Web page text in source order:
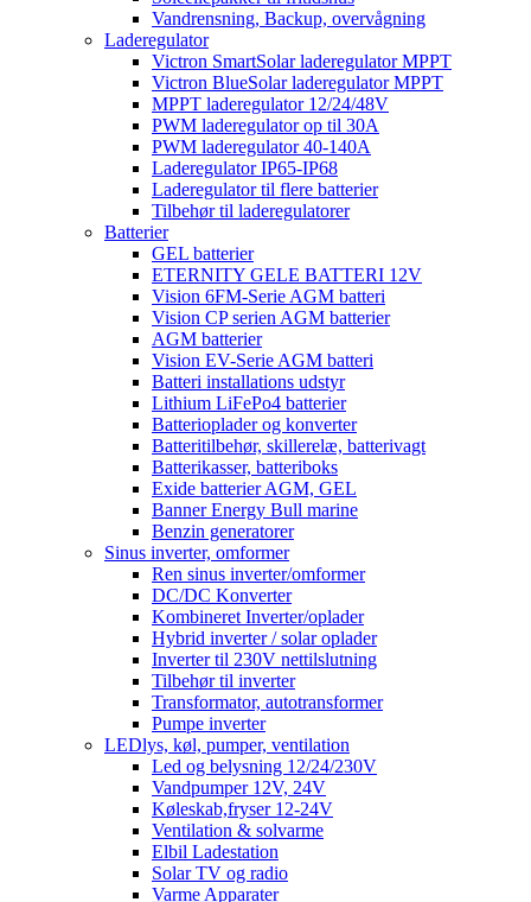
Vandrensning, Backup, overvågning
Laderegulator
Victron SmartSolar laderegulator MPPT
Victron BlueSolar laderegulator MPPT
MPPT laderegulator 12/24/48V
PWM laderegulator op til 30A
PWM laderegulator 40-140A
Laderegulator IP65-IP68
Laderegulator til flere batterier
Tilbehør til laderegulatorer
Batterier
GEL batterier
ETERNITY GELE BATTERI 12V
Vision 6FM-Serie AGM batteri
Vision CP serien AGM batterier
AGM batterier
Vision EV-Serie AGM batteri
Batteri installations udstyr
Lithium LiFePo4 batterier
Batterioplader og konverter
Batteritilbehør, skillerelæ, batterivagt
Batterikasser, batteriboks
Exide batterier AGM, GEL
Banner Energy Bull marine
Benzin generatorer
Sinus inverter, omformer
Ren sinus inverter/omformer
DC/DC Konverter
Kombineret Inverter/oplader
Hybrid inverter / solar oplader
Inverter til 230V nettilslutning
Tilbehør til inverter
Transformator, autotransformer
Pumpe inverter
LEDlys, køl, pumper, ventilation
Led og belysning 12/24/230V
Vandpumper 12V, 24V
Køleskab,fryser 12-24V
Ventilation & solvarme
Elbil Ladestation
Solar TV og radio
Varme Apparater